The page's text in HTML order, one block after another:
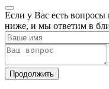
Если у Вас есть вопросы
ниже, и мы ответим в
Продолжить